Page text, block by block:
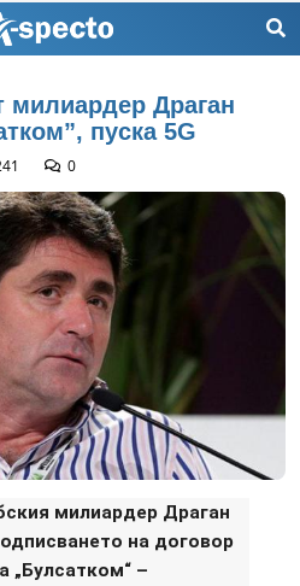
Драган
пуска 5G
0
милиардер Драган
на договор
„Булсатком“ –